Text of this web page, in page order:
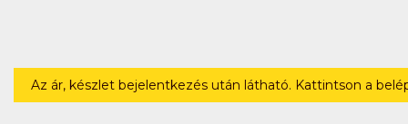
Az ár, készlet bejelentkezés után látható. Kattintson a